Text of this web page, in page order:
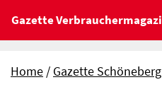
Gazette
Home Gazette